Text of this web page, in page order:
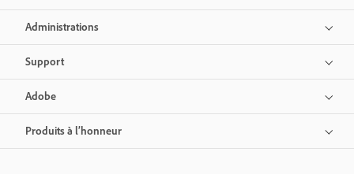
Administrations
Support
Adobe
Produits à l’honneur